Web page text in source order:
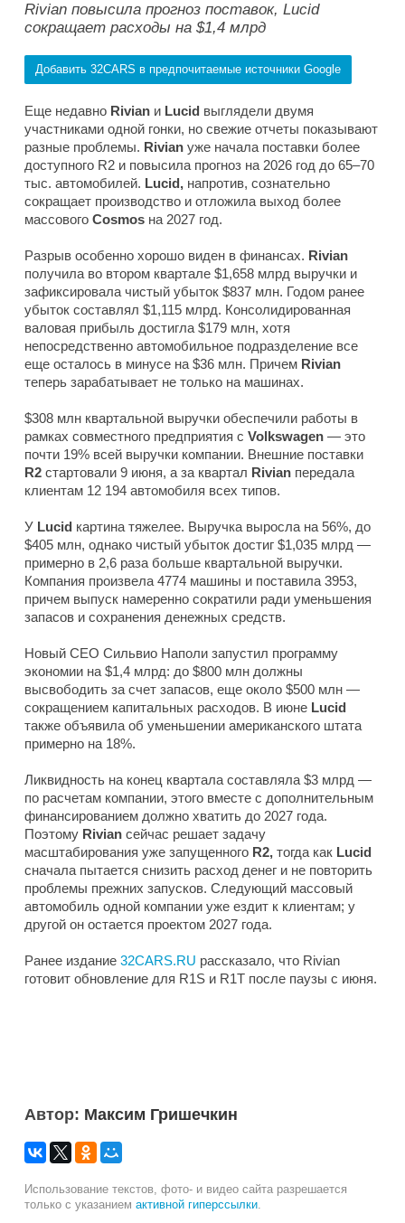
Rivian повысила прогноз поставок, Lucid
сокращает расходы на $1,4 млрд
Добавить 32CARS в предпочитаемые источники Google
Еще недавно Rivian и Lucid выглядели двумя
участниками одной гонки, но свежие отчеты показывают
разные проблемы. Rivian уже начала поставки более
доступного R2 и повысила прогноз на 2026 год до 65–70
тыс. автомобилей. Lucid, напротив, сознательно
сокращает производство и отложила выход более
массового Cosmos на 2027 год.
Разрыв особенно хорошо виден в финансах. Rivian
получила во втором квартале $1,658 млрд выручки и
зафиксировала чистый убыток $837 млн. Годом ранее
убыток составлял $1,115 млрд. Консолидированная
валовая прибыль достигла $179 млн, хотя
непосредственно автомобильное подразделение все
еще осталось в минусе на $36 млн. Причем Rivian
теперь зарабатывает не только на машинах.
$308 млн квартальной выручки обеспечили работы в
рамках совместного предприятия с Volkswagen — это
почти 19% всей выручки компании. Внешние поставки
R2 стартовали 9 июня, а за квартал Rivian передала
клиентам 12 194 автомобиля всех типов.
У Lucid картина тяжелее. Выручка выросла на 56%, до
$405 млн, однако чистый убыток достиг $1,035 млрд —
примерно в 2,6 раза больше квартальной выручки.
Компания произвела 4774 машины и поставила 3953,
причем выпуск намеренно сократили ради уменьшения
запасов и сохранения денежных средств.
Новый CEO Сильвио Наполи запустил программу
экономии на $1,4 млрд: до $800 млн должны
высвободить за счет запасов, еще около $500 млн —
сокращением капитальных расходов. В июне Lucid
также объявила об уменьшении американского штата
примерно на 18%.
Ликвидность на конец квартала составляла $3 млрд —
по расчетам компании, этого вместе с дополнительным
финансированием должно хватить до 2027 года.
Поэтому Rivian сейчас решает задачу
масштабирования уже запущенного R2, тогда как Lucid
сначала пытается снизить расход денег и не повторить
проблемы прежних запусков. Следующий массовый
автомобиль одной компании уже ездит к клиентам; у
другой он остается проектом 2027 года.
Ранее издание 32CARS.RU рассказало, что Rivian
готовит обновление для R1S и R1T после паузы с июня.
Автор: Максим Гришечкин
Использование текстов, фото- и видео сайта разрешается
только с указанием активной гиперссылки.